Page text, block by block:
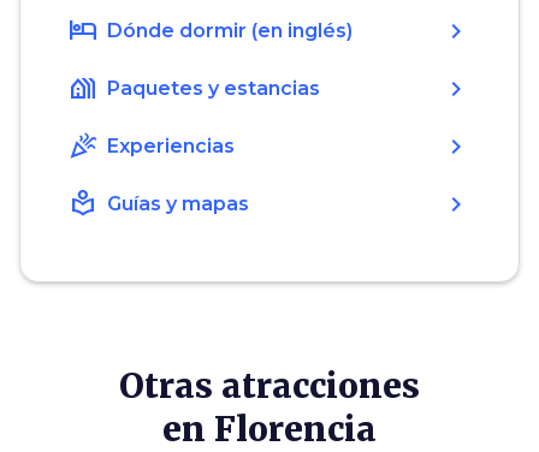
hotel Dónde dormir (en inglés) chevron_right
holiday_village Paquetes y estancias chevron_right
celebration Experiencias chevron_right
local_library Guías y mapas chevron_right
Otras atracciones
en Florencia